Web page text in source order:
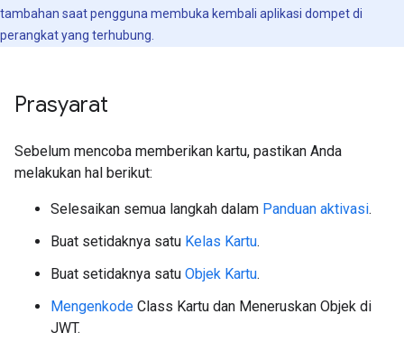
tambahan saat pengguna membuka kembali aplikasi dompet di
perangkat yang terhubung.
Prasyarat
Sebelum mencoba memberikan kartu, pastikan Anda
melakukan hal berikut:
Selesaikan semua langkah dalam Panduan aktivasi.
Buat setidaknya satu Kelas Kartu.
Buat setidaknya satu Objek Kartu.
Mengenkode Class Kartu dan Meneruskan Objek di
JWT.